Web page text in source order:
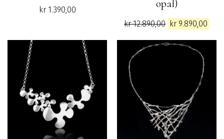
kr1.390,00
opal)
kr12.890,00 Opprinnelig
var:
kr 12.890,00.
kr 9.890,00